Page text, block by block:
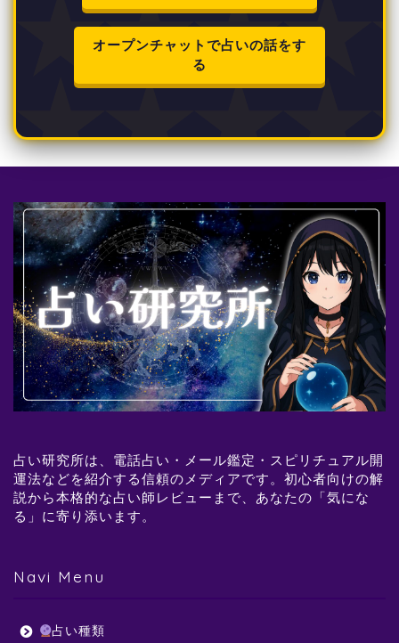
オープンチャットで占いの話をす
る
占い研究所は、電話占い・メール鑑定・スピリチュアル開
運法などを紹介する信頼のメディアです。初心者向けの解
説から本格的な占い師レビューまで、あなたの「気にな
る」に寄り添います。
Navi Menu
占い種類